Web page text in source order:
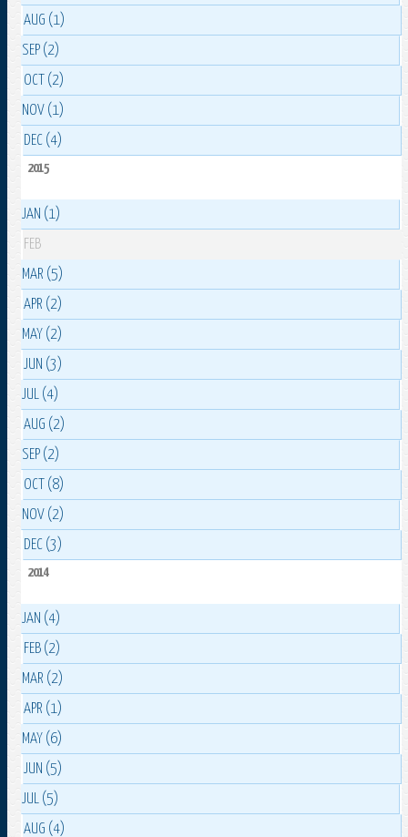
AUG (1)
SEP (2)
OCT (2)
NOV (1)
DEC (4)
2015
JAN (1)
FEB
MAR (5)
APR (2)
MAY (2)
JUN (3)
JUL (4)
AUG (2)
SEP (2)
OCT (8)
NOV (2)
DEC (3)
2014
JAN (4)
FEB (2)
MAR (2)
APR (1)
MAY (6)
JUN (5)
JUL (5)
AUG (4)